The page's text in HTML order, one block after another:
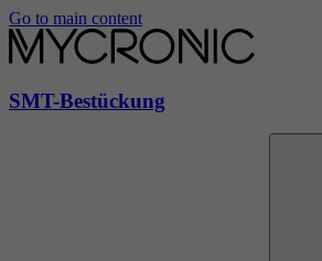
Go to main content
SMT-Bestückung